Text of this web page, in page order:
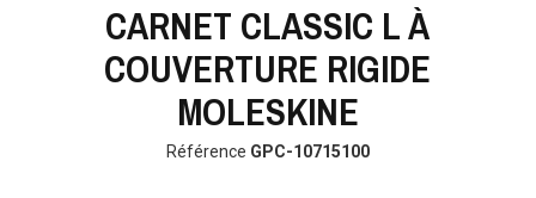
CARNET CLASSIC L À
COUVERTURE RIGIDE
MOLESKINE
Référence GPC-10715100